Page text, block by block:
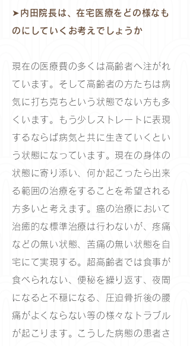
➤内田院長は、在宅医療をどの様なも
のにしていくお考えでしょうか
現在の医療費の多くは高齢者へ注がれ
ています。そして高齢者の方たちは病
気に打ち克ちという状態でない方も多
くいます。もう少しストレートに表現
するならば病気と共に生きていくとい
う状態になっています。現在の身体の
状態に寄り添い、何か起こったら出来
る範囲の治療をすることを希望される
方多いと考えます。癌の治療において
治癒的な標準治療は行わないが、疼痛
などの無い状態、苦痛の無い状態を自
宅にて実現する。超高齢者では食事が
食べられない、便秘を繰り返す、夜間
になると不穏になる、圧迫骨折後の腰
痛がよくならない等の様々なトラブル
が起こります。こうした病態の患者さ